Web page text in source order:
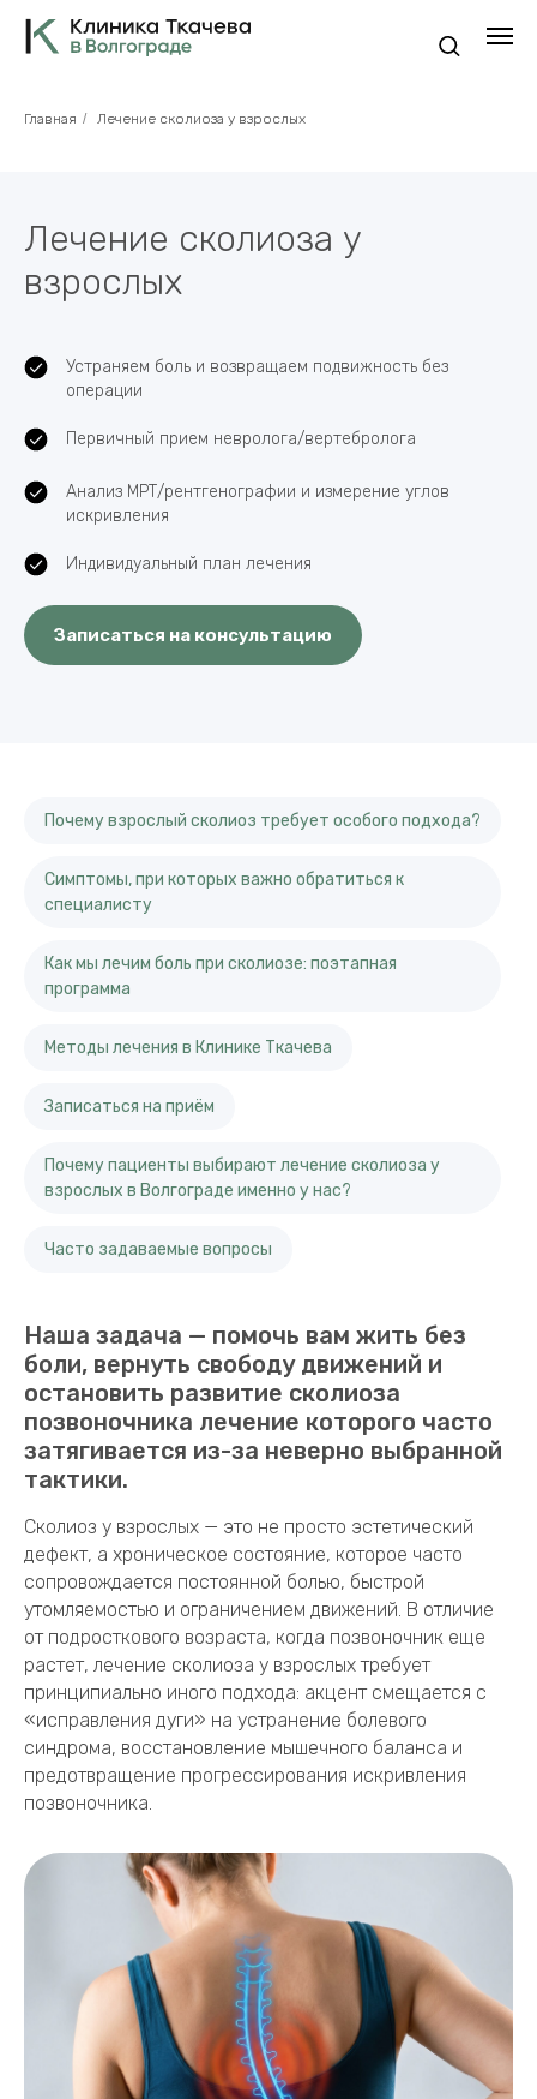
Главная / Лечение сколиоза у взрослых
Лечение сколиоза у
взрослых
Устраняем боль и возвращаем подвижность без
операции
Первичный прием невролога/вертебролога
Анализ МРТ/рентгенографии и измерение углов
искривления
Индивидуальный план лечения
Записаться на консультацию
Почему взрослый сколиоз требует особого подхода?
Симптомы, при которых важно обратиться к
специалисту
Как мы лечим боль при сколиозе: поэтапная
программа
Методы лечения в Клинике Ткачева
Записаться на приём
Почему пациенты выбирают лечение сколиоза у
взрослых в Волгограде именно у нас?
Часто задаваемые вопросы
Наша задача — помочь вам жить без
боли, вернуть свободу движений и
остановить развитие сколиоза
позвоночника лечение которого часто
затягивается из-за неверно выбранной
тактики.
Сколиоз у взрослых — это не просто эстетический
дефект, а хроническое состояние, которое часто
сопровождается постоянной болью, быстрой
утомляемостью и ограничением движений. В отличие
от подросткового возраста, когда позвоночник еще
растет, лечение сколиоза у взрослых требует
принципиально иного подхода: акцент смещается с
«исправления дуги» на устранение болевого
синдрома, восстановление мышечного баланса и
предотвращение прогрессирования искривления
позвоночника.